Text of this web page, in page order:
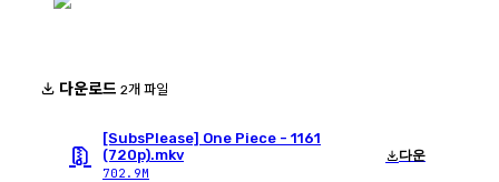
다운로드 2개 파일
[SubsPlease] One Piece - 1161
(720p).mkv
702.9M
다운